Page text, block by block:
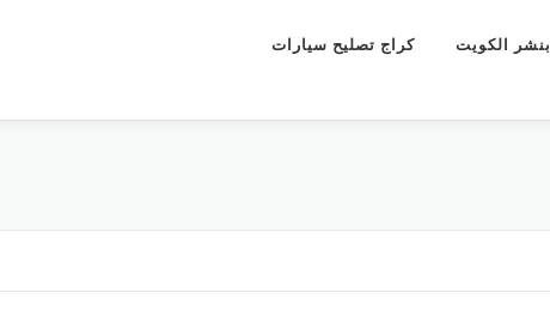
كراج تصليح سيارات بنشر الكويت